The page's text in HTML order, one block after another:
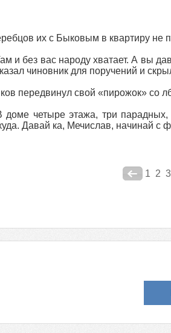
их с Быковым в квартиру не
и без вас народу хватает. А вы
чиновник для поручений и
передвинул свой «пирожок» со
доме четыре этажа, три парадных,
Давай ка, Мечислав, начинай с
1 2 3